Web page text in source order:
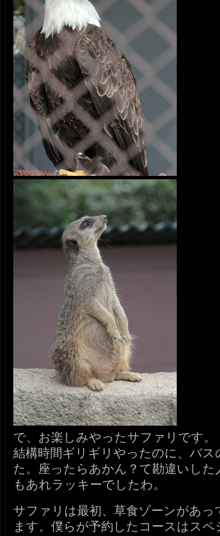
で、お楽しみやったサファリです。
結構時間ギリギリやったのに、バ
た。座ったらあかん？て勘違いし
もあれラッキーでしたわ。
サファリは最初、草食ゾーンがあ
ます。僕らが予約したコースはス